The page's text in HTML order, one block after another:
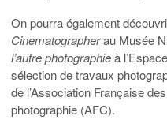
On pourra également
Cinematographerau Musée
l’autre photographieà
sélection de travaux
de l’Association Française
photographie (AFC).